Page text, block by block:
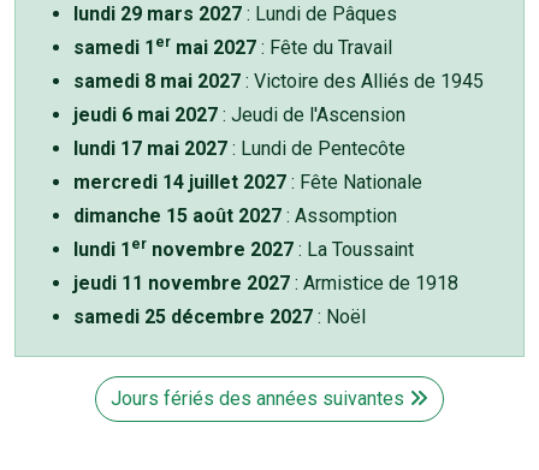
lundi 29 mars 2027 : Lundi de Pâques
samedi 1 er mai 2027 : Fête du Travail
samedi 8 mai 2027 : Victoire des Alliés de 1945
jeudi 6 mai 2027 : Jeudi de l'Ascension
lundi 17 mai 2027 : Lundi de Pentecôte
mercredi 14 juillet 2027 : Fête Nationale
dimanche 15 août 2027 : Assomption
lundi 1 er novembre 2027 : La Toussaint
jeudi 11 novembre 2027 : Armistice de 1918
samedi 25 décembre 2027 : Noël
Jours fériés des années suivantes